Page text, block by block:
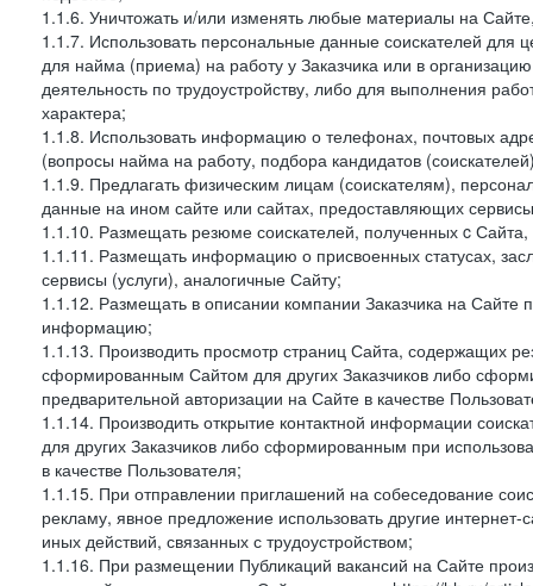
1.1.6. Уничтожать и/или изменять любые материалы на
1.1.7. Использовать персональные данные соискателей для
для найма (приема) на работу у Заказчика или в
деятельность по трудоустройству, либо для выполнения
характера;
1.1.8. Использовать информацию о телефонах, почтовых
(вопросы найма на работу, подбора кандидатов
1.1.9. Предлагать физическим лицам (соискателям),
данные на ином сайте или сайтах, предоставляющих
1.1.10. Размещать резюме соискателей, полученных c
1.1.11. Размещать информацию о присвоенных статусах,
сервисы (услуги), аналогичные Сайту;
1.1.12. Размещать в описании компании Заказчика на Сайте
информацию;
1.1.13. Производить просмотр страниц Сайта, содержащих
сформированным Сайтом для других Заказчиков либо
предварительной авторизации на Сайте в качестве
1.1.14. Производить открытие контактной информации
для других Заказчиков либо сформированным при
в качестве Пользователя;
1.1.15. При отправлении приглашений на собеседование
рекламу, явное предложение использовать другие
иных действий, связанных с трудоустройством;
1.1.16. При размещении Публикаций вакансий на Сайте